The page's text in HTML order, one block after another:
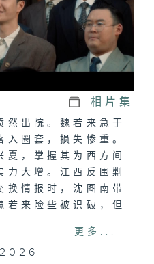
相片集
然出院。魏若来急于
入圈套，损失惨重。
夏，掌握其为西方间
力大增。江西反围剿
换情报时，沈图南带
若来险些被识破，但
更多...